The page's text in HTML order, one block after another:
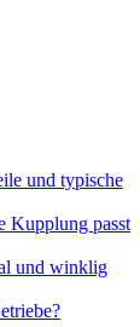
und typische
Kupplung passt
und winklig